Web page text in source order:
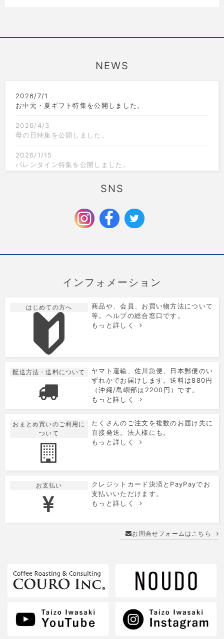
NEWS
2026/7/1
お中元・夏ギフト特集を公開しました。
2026/4/3
母の日特集を公開しました。
2026/1/15
バレンタイン特集を公開しました。
クリスマス限定のラッピングを追加しました。
お歳暮特集を公開しました。
SNS
インフォメーション
はじめての方へ
商品や、会員、お買い物方法について
等。ヘルプの総合窓口です。
もっと詳しく
配送方法・送料について
ヤマト運輸、佐川急便、日本郵便のい
ずれかでお届けします。送料は880円
（沖縄/島嶼部は2200円）です。
もっと詳しく
おまとめ買いのご利用に
ついて
たくさんのご注文を複数のお届け先に
直接発送。法人様にも。
もっと詳しく
お支払い
クレジットカード決済とPayPayでお
支払いいただけます。
もっと詳しく
お問合せフォームはこちら